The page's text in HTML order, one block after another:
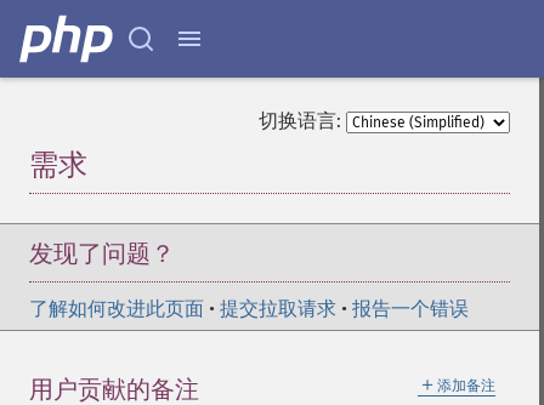
切换语言:
需求
发现了问题？
了解如何改进此页面 • 提交拉取请求 • 报告一个错误
＋ 添加备注
用户贡献的备注